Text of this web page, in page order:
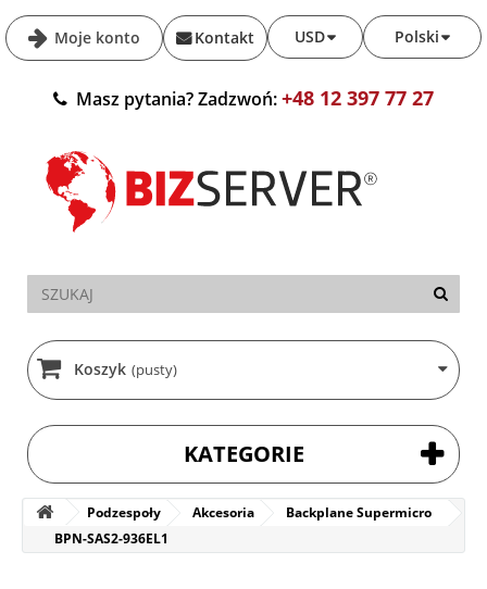
Moje konto Polski
USD
Kontakt
Masz pytania? Zadzwoń:+48 12 397 77 27
Koszyk (pusty)
KATEGORIE
Podzespoły Akcesoria
Backplane Supermicro
BPN-SAS2-936EL1